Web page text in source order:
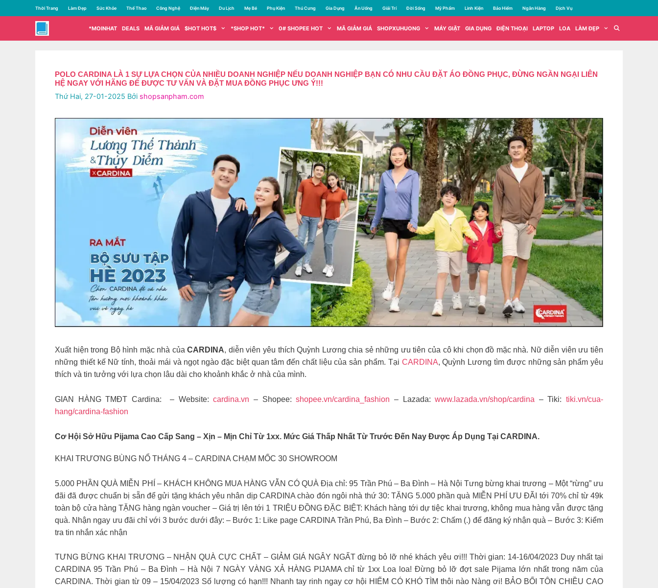
đến
dung
Thời Trang Làm Đẹp Sức Khỏe Thể Thao Công Nghệ Điện Máy Du Lịch Mẹ Bé Phụ Kiện Thú Cưng Gia Dụng Ăn Uống Giải Trí Đời Sống Mỹ Phẩm Linh Kiện Bảo Hiểm Ngân Hàng Dịch Vụ
*MOINHAT DEALS MÃ GIẢM GIÁ $HOT HOT$ *SHOP HOT* 0# SHOPEE HOT MÃ GIẢM GIÁ SHOPXUHUONG MÁY GIẶT GIA DỤNG ĐIỆN THOẠI LAPTOP LOA LÀM ĐẸP
POLO CARDINA LÀ 1 SỰ LỰA CHỌN CỦA NHIỀU DOANH NGHIỆP NẾU DOANH NGHIỆP BẠN CÓ NHU CẦU ĐẶT ÁO ĐỒNG PHỤC, ĐỪNG NGẦN NGẠI LIÊN
HỆ NGAY VỚI HÃNG ĐỂ ĐƯỢC TƯ VẤN VÀ ĐẶT MUA ĐỒNG PHỤC ƯNG Ý!!!
Thứ Hai, 27-01-2025 Bởi shopsanpham.com
Xuất hiện trong Bộ hình mặc nhà củaCARDINA, diễn viên yêu thích Quỳnh Lương chia sẻ những ưu tiên của cô khi chọn đồ mặc nhà. Nữ diễn viên ưu tiên
những thiết kế Nữ tính, thoải mái và ngọt ngào đặc biệt quan tâm đến chất liệu của sản phẩm. Tại CARDINA, Quỳnh Lương tìm được những sản phẩm yêu
thích và tin tưởng với lựa chọn lâu dài cho khoảnh khắc ở nhà của mình.
GIAN HÀNG TMĐT Cardina: – Website:cardina.vn – Shopee:shopee.vn/cardina_fashion – Lazada:www.lazada.vn/shop/cardina – Tiki: tiki.vn/cua-
hang/cardina-fashion
Cơ Hội Sở Hữu Pijama Cao Cấp Sang – Xịn – Mịn Chỉ Từ 1xx. Mức Giá Thấp Nhất Từ Trước Đến Nay Được Áp Dụng Tại CARDINA.
KHAI TRƯƠNG BÙNG NỔ THÁNG 4 – CARDINA CHẠM MỐC 30 SHOWROOM
5.000 PHẦN QUÀ MIỄN PHÍ – KHÁCH KHÔNG MUA HÀNG VẪN CÓ QUÀ Địa chỉ: 95 Trần Phú – Ba Đình – Hà Nội Tưng bừng khai trương – Một “rừng” ưu
đãi đã được chuẩn bị sẵn để gửi tặng khách yêu nhân dịp CARDINA chào đón ngôi nhà thứ 30: TẶNG 5.000 phần quà MIỄN PHÍ ƯU ĐÃI tới 70% chỉ từ 49k
toàn bộ cửa hàng TẶNG hàng ngàn voucher – Giá trị lên tới 1 TRIỆU ĐỒNG ĐẶC BIỆT: Khách hàng tới dự tiệc khai trương, không mua hàng vẫn được tặng
quà. Nhận ngay ưu đãi chỉ với 3 bước dưới đây: – Bước 1: Like page CARDINA Trần Phú, Ba Đình – Bước 2: Chấm (.) để đăng ký nhận quà – Bước 3: Kiểm
tra tin nhắn xác nhận
TƯNG BỪNG KHAI TRƯƠNG – NHẬN QUÀ CỰC CHẤT – GIẢM GIÁ NGÂY NGẤT đừng bỏ lỡ nhé khách yêu ơi!!! Thời gian: 14-16/04/2023 Duy nhất tại
CARDINA 95 Trần Phú – Ba Đình – Hà Nội 7 NGÀY VÀNG XẢ HÀNG PIJAMA chỉ từ 1xx Loa loa! Đừng bỏ lỡ đợt sale Pijama lớn nhất trong năm của
CARDINA. Thời gian từ 09 – 15/04/2023 Số lượng có hạn!!! Nhanh tay rinh ngay cơ hội HIẾM CÓ KHÓ TÌM thôi nào Nàng ơi! BẢO BỐI TÔN CHIỀU CAO